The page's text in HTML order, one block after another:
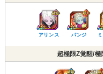
アリンス パンジ
超極限Z覚醒/極